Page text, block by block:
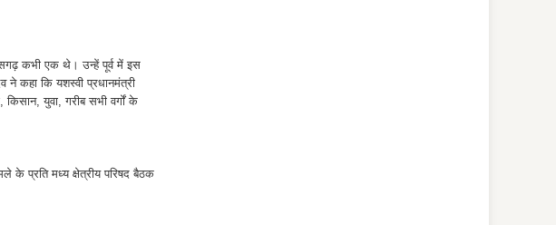
कभी एक थे। उन्हें पूर्व में इस
कहा कि यशस्वी प्रधानमंत्री
युवा, गरीब सभी वर्गों के
के प्रति मध्य क्षेत्रीय परिषद बैठक